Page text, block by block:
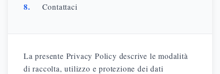
8. Contattaci
La presente Privacy Policy descrive le modalità
di raccolta, utilizzo e protezione dei dati